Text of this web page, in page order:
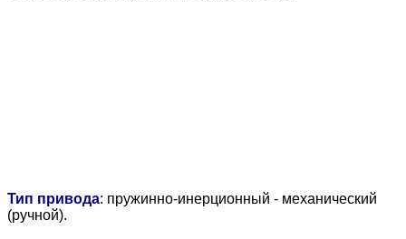
Тип привода: пружинно-инерционный - механический
(ручной).